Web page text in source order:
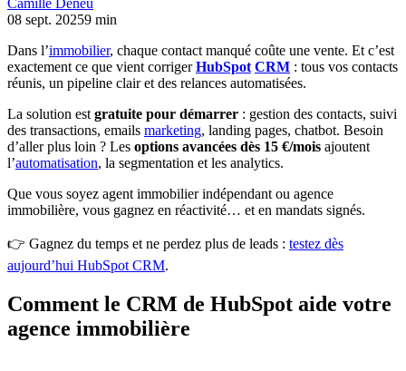
08 sept. 20259 min
Dans l’immobilier, chaque contact manqué coûte une vente. Et c’est
exactement ce que vient corrigerHubSpot CRM : tous vos contacts
réunis, un pipeline clair et des relances automatisées.
La solution est gratuite pour démarrer : gestion des contacts, suivi
des transactions, emails marketing, landing pages, chatbot. Besoin
d’aller plus loin ? Les options avancées dès 15 €/mois ajoutent
l’automatisation, la segmentation et les analytics.
Que vous soyez agent immobilier indépendant ou agence
immobilière, vous gagnez en réactivité… et en mandats signés.
👉 Gagnez du temps et ne perdez plus de leads : testez dès
aujourd’hui HubSpot CRM.
Comment le CRM de HubSpot aide votre
agence immobilière